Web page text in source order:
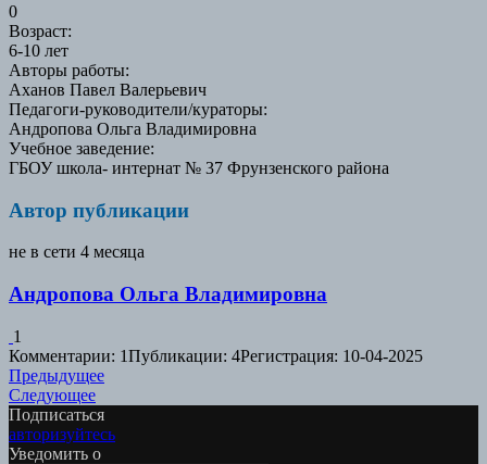
0
Возраст:
6-10 лет
Авторы работы:
Аханов Павел Валерьевич
Педагоги-руководители/кураторы:
Андропова Ольга Владимировна
Учебное заведение:
ГБОУ школа- интернат № 37 Фрунзенского района
Автор публикации
не в сети 4 месяца
Андропова Ольга Владимировна
1
Комментарии: 1Публикации: 4Регистрация: 10-04-2025
Навигация
по
записям
ПредыдущееПредыдущая
СледующееСледующая
работа:
Подписаться
авторизуйтесь
Уведомить о